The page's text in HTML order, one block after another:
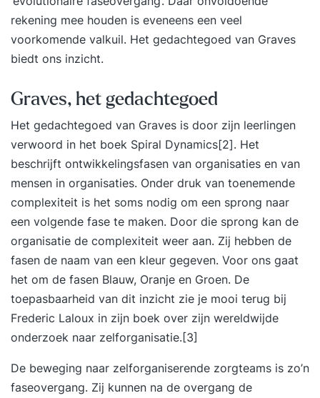
rekening mee houden is eveneens een veel
voorkomende valkuil. Het gedachtegoed van Graves
biedt ons inzicht.
Graves, het gedachtegoed
Het gedachtegoed van Graves is door zijn leerlingen
verwoord in het boek Spiral Dynamics[2]. Het
beschrijft ontwikkelingsfasen van organisaties en van
mensen in organisaties. Onder druk van toenemende
complexiteit is het soms nodig om een sprong naar
een volgende fase te maken. Door die sprong kan de
organisatie de complexiteit weer aan. Zij hebben de
fasen de naam van een kleur gegeven. Voor ons gaat
het om de fasen Blauw, Oranje en Groen. De
toepasbaarheid van dit inzicht zie je mooi terug bij
Frederic Laloux in zijn boek over zijn wereldwijde
onderzoek naar zelforganisatie.[3]
De beweging naar zelforganiserende zorgteams is zo’n
faseovergang. Zij kunnen na de overgang de